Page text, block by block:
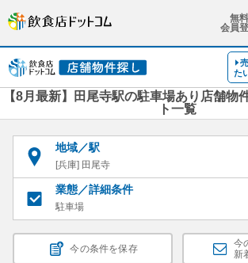
無料
会員
た
【8月最新】田尾寺駅の駐車場あり店舗物
ト一覧
地域／駅
[兵庫] 田尾寺
業態／詳細条件
駐車場
今の条件を保存
今
新